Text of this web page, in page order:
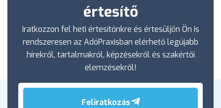
értesítő
Iratkozzon fel heti értesítőnkre és értesüljön Ön is
rendszeresen az AdóPraxisban elérhető legújabb
hírekről, tartalmakról, képzésekről és szakértői
elemzésekről!
Feliratkozás